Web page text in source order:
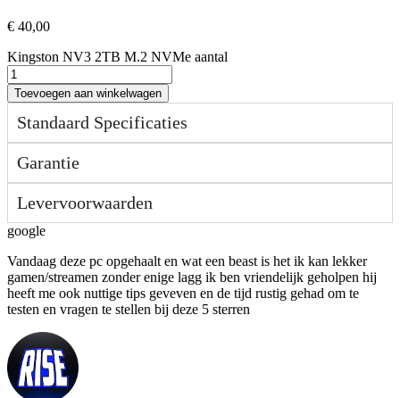
€ 40,00
Kingston NV3 2TB M.2 NVMe aantal
Toevoegen aan winkelwagen
Standaard Specificaties
Garantie
Levervoorwaarden
google
Vandaag deze pc opgehaalt en wat een beast is het ik kan lekker
gamen/streamen zonder enige lagg ik ben vriendelijk geholpen hij
heeft me ook nuttige tips geveven en de tijd rustig gehad om te
testen en vragen te stellen bij deze 5 sterren